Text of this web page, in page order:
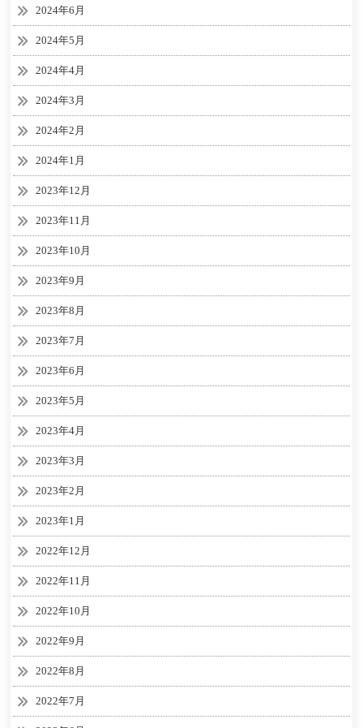
2024年6月
2024年5月
2024年4月
2024年3月
2024年2月
2024年1月
2023年12月
2023年11月
2023年10月
2023年9月
2023年8月
2023年7月
2023年6月
2023年5月
2023年4月
2023年3月
2023年2月
2023年1月
2022年12月
2022年11月
2022年10月
2022年9月
2022年8月
2022年7月